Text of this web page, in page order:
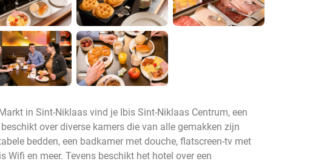
in Sint-Niklaas vind je Ibis Sint-Niklaas Centrum, een
over diverse kamers die van alle gemakken zijn
bedden, een badkamer met douche, flatscreen-tv met
Wifi en meer. Tevens beschikt het hotel over een